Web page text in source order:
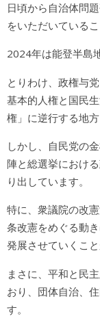
日頃から自治体問
をいただいている
2024年は能登半島
とりわけ、政権与
基本的人権と国民
権」に逆行する地
しかし、自民党の
陣と総選挙におけ
り出しています。
特に、衆議院の改
条改憲をめぐる動
発展させていくこ
まさに、平和と民
おり、団体自治、
す。